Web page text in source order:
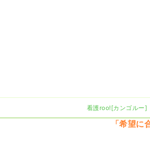
看護roo![カンゴルー]
「希望